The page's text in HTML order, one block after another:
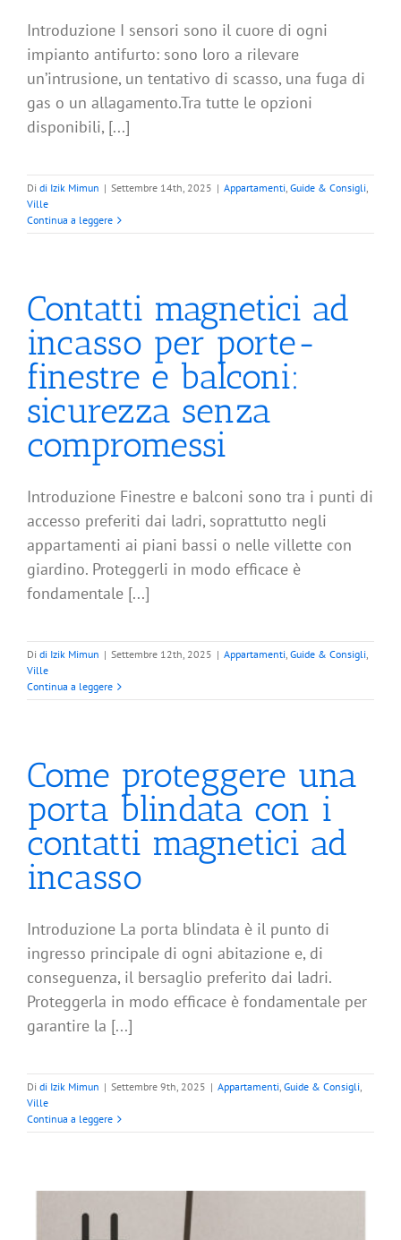
Introduzione I sensori sono il cuore di ogni
impianto antifurto: sono loro a rilevare
un’intrusione, un tentativo di scasso, una fuga di
gas o un allagamento.Tra tutte le opzioni
disponibili, [...]
Di di Izik Mimun | Settembre 14th, 2025 | Appartamenti, Guide & Consigli,
Ville
Continua a leggere
Contatti magnetici ad
incasso per porte-
finestre e balconi:
sicurezza senza
compromessi
Introduzione Finestre e balconi sono tra i punti di
accesso preferiti dai ladri, soprattutto negli
appartamenti ai piani bassi o nelle villette con
giardino. Proteggerli in modo efficace è
fondamentale [...]
Di di Izik Mimun | Settembre 12th, 2025 | Appartamenti, Guide & Consigli,
Ville
Continua a leggere
Come proteggere una
porta blindata con i
contatti magnetici ad
incasso
Introduzione La porta blindata è il punto di
ingresso principale di ogni abitazione e, di
conseguenza, il bersaglio preferito dai ladri.
Proteggerla in modo efficace è fondamentale per
garantire la [...]
Di di Izik Mimun | Settembre 9th, 2025 | Appartamenti, Guide & Consigli,
Ville
Continua a leggere